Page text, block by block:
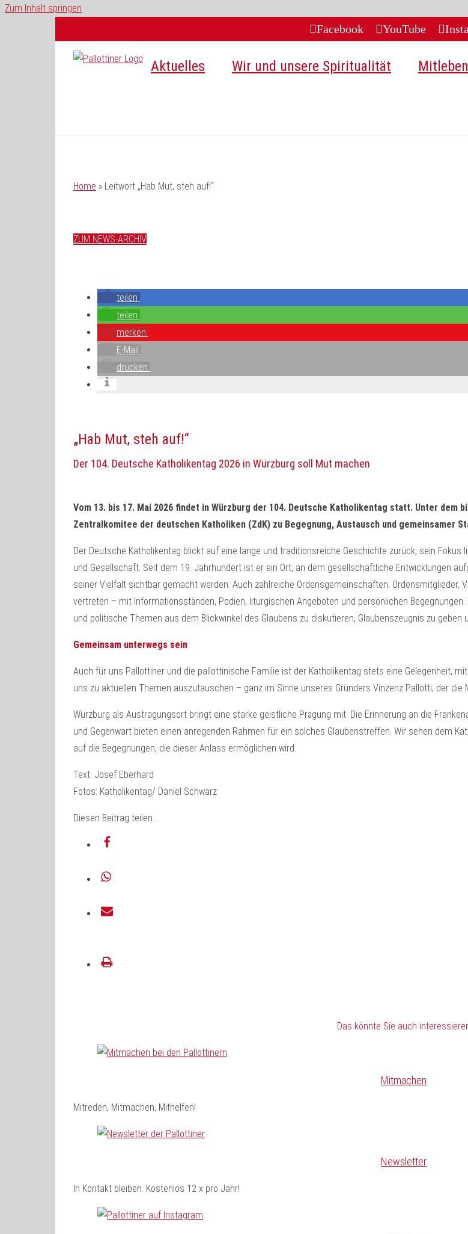
Zum Inhalt springen
Facebook YouTube
Aktuelles Wir und unsere Spiritualität
Home » Leitwort „Hab Mut, steh auf!“
ZUM NEWS-ARCHIV
teilen
teilen
merken
E-Mail
drucken
„Hab Mut, steh auf!“
Der 104. Deutsche Katholikentag 2026 in Würzburg soll Mut machen
Vom 13. bis 17. Mai 2026 findet in Würzburg der 104. Deutsche Katholikentag statt. Unter dem
Zentralkomitee der deutschen Katholiken (ZdK) zu Begegnung, Austausch und gemeinsamer
Der Deutsche Katholikentag blickt auf eine lange und traditionsreiche Geschichte zurück, sein
und Gesellschaft. Seit dem 19. Jahrhundert ist er ein Ort, an dem gesellschaftliche Entwicklungen
seiner Vielfalt sichtbar gemacht werden. Auch zahlreiche Ordensgemeinschaften, Ordensmitglieder,
vertreten – mit Informationsständen, Podien, liturgischen Angeboten und persönlichen
und politische Themen aus dem Blickwinkel des Glaubens zu diskutieren, Glaubenszeugnis zu geben
Gemeinsam unterwegs sein
Auch für uns Pallottiner und die pallottinische Familie ist der Katholikentag stets eine Gelegenheit,
uns zu aktuellen Themen auszutauschen – ganz im Sinne unseres Gründers Vinzenz Pallotti, der
Würzburg als Austragungsort bringt eine starke geistliche Prägung mit: Die Erinnerung an die
und Gegenwart bieten einen anregenden Rahmen für ein solches Glaubenstreffen. Wir sehen dem
auf die Begegnungen, die dieser Anlass ermöglichen wird.
Text: Josef Eberhard
Fotos: Katholikentag/ Daniel Schwarz
Diesen Beitrag teilen…
Das könnte Sie auch
Mitmachen
Mitreden, Mitmachen, Mithelfen!
Newsletter
In Kontakt bleiben. Kostenlos 12 x pro Jahr!